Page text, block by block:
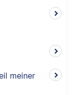
meiner